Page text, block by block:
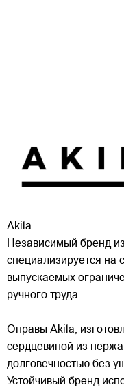
Akila
Независимый бренд
специализируется на
выпускаемых
ручного труда.
Оправы Akila,
сердцевиной из
долговечностью без
Устойчивый бренд